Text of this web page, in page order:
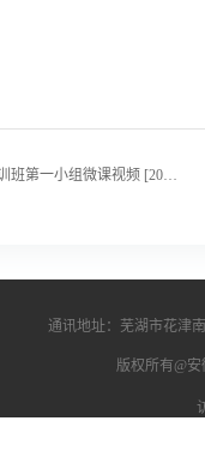
前一记录->第55期入党积极分子培训班第一小组微课视频 [2018-01-04]
通讯地址：芜湖市花津
版权所有@